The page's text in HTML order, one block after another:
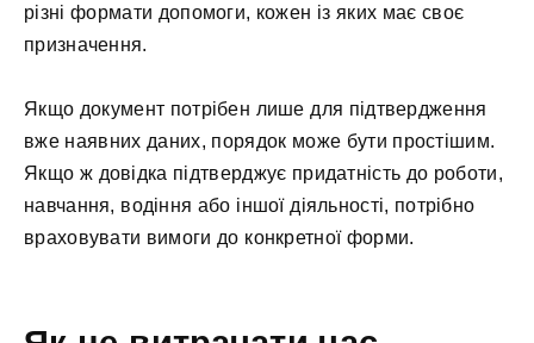
різні формати допомоги, кожен із яких має своє
призначення.
Якщо документ потрібен лише для підтвердження
вже наявних даних, порядок може бути простішим.
Якщо ж довідка підтверджує придатність до роботи,
навчання, водіння або іншої діяльності, потрібно
враховувати вимоги до конкретної форми.